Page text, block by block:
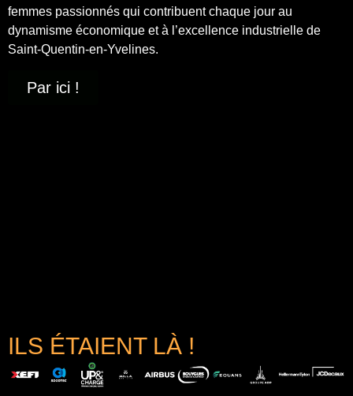
femmes passionnés qui contribuent chaque jour au
dynamisme économique et à l’excellence industrielle de
Saint-Quentin-en-Yvelines.
Par ici !
ILS ÉTAIENT LÀ !